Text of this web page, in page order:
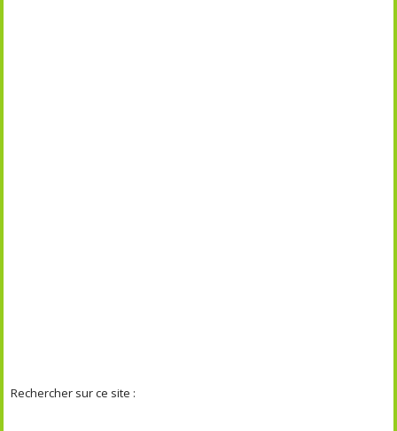
Rechercher sur ce site :